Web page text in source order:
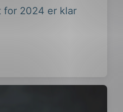
for 2024 er klar